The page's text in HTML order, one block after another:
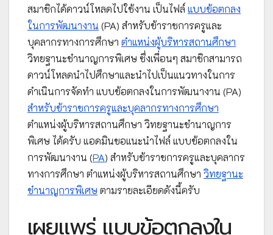
สมาชิกได้ดาวน์โหลดไปใช้งาน เป็นไฟล์ แบบข้อตกลง
ในการพัฒนางาน (PA) สำหรับข้าราชการครูและ
บุคลากรทางการศึกษา ตำแหน่งผู้บริหารสถานศึกษา
วิทยฐานะชำนาญการพิเศษ ซึ่งเพื่อนๆ สมาชิกสามารถ
ดาวน์โหลดนำไปศึกษาและนำไปเป็นแนวทางในการ
ดำเนินการจัดทำ แบบข้อตกลงในการพัฒนางาน (PA)
สำหรับข้าราชการครูและบุคลากรทางการศึกษา
ตำแหน่งผู้บริหารสถานศึกษา วิทยฐานะชำนาญการ
พิเศษ ได้ครับ แอดมินขอแนะนำไฟล์ แบบข้อตกลงใน
การพัฒนางาน (PA) สำหรับข้าราชการครูและบุคลากร
ทางการศึกษา ตำแหน่งผู้บริหารสถานศึกษา วิทยฐานะ
ชำนาญการพิเศษ ตามรายละเอียดดังนี้ครับ
เผยแพร่ แบบข้อตกลงใน